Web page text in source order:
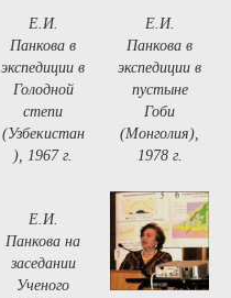
Е.И.
Панкова в
экспедиции в
Голодной
степи
(Узбекистан
), 1967 г.
Е.И.
Панкова в
экспедиции в
пустыне
Гоби
(Монголия),
1978 г.
Е.И.
Панкова на
заседании
Ученого